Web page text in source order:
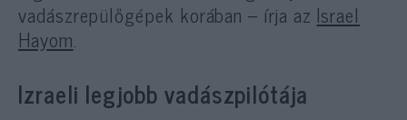
vadászrepülőgépek korában – írja az Israel
Hayom.
Izraeli legjobb vadászpilótája